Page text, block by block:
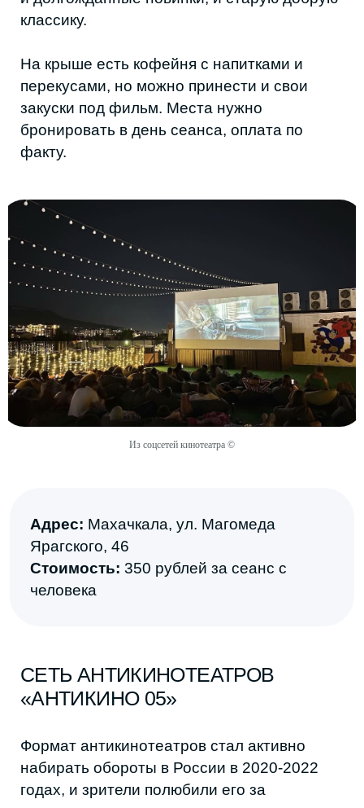
Из соцсетей кинотеатра ©
Адрес:
человека
СЕТЬ АНТИКИНОТЕАТРОВ
«АНТИКИНО 05»
Формат антикинотеатров стал активно
набирать обороты в России в 2020-2022
годах, и зрители полюбили его за
приватность, возможность самостоятельно
выбрать фильм или поиграть в настольные
и видеоигры, заказать пиццу и просто
человек и купола с видом на Каспийское
море.
Оплата считается за время, проведенное в